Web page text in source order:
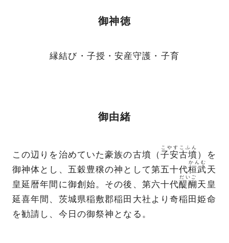
御神徳
縁結び・子授・安産守護・子育
御由緒
この辺りを治めていた豪族の古墳（子安古墳
こやすこふん
）を
御神体とし、五穀豊穣の神として第五十代桓武
かんむ
天
皇延暦年間に御創始。その後、第六十代醍醐
だいご
天皇
延喜年間、茨城県稲敷郡稲田大社より奇稲田姫命
を勧請し、今日の御祭神となる。